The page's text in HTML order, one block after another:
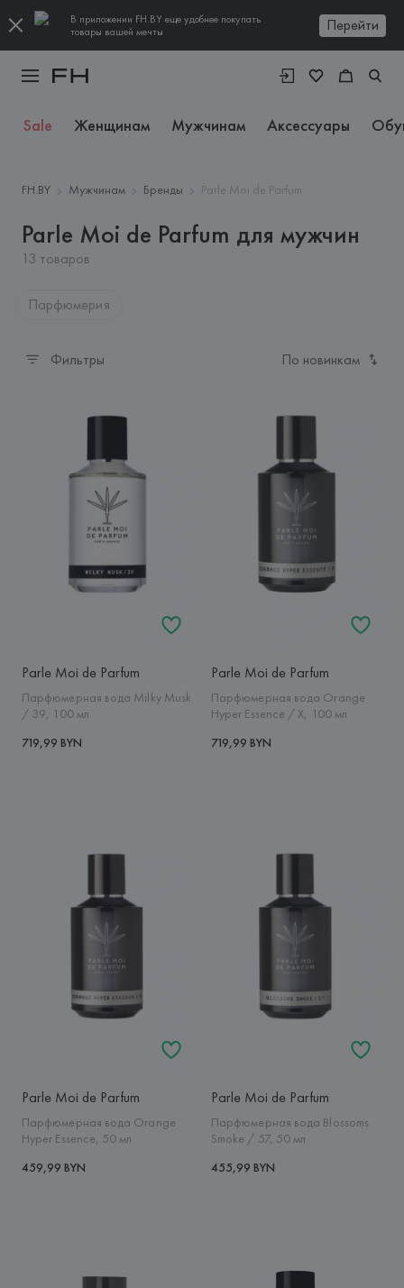
В приложении FH.BY еще удобнее покупать
товары вашей мечты
Перейти
Sale Женщинам Мужчинам Аксессуары
FH.BY Мужчинам Бренды Parle Moi de Parfum
Parle Moi de Parfum для мужчин
13 товаров
Парфюмерия
Фильтры По новинкам
Parle Moi de Parfum
Парфюмерная вода Milky Musk
/ 39, 100 мл
719,99 BYN
Parle Moi de Parfum
Парфюмерная вода Orange
Hyper Essence / X, 100 мл
719,99 BYN
Parle Moi de Parfum
Парфюмерная вода Orange
Hyper Essence, 50 мл
459,99 BYN
Parle Moi de Parfum
Парфюмерная вода Blossoms
Smoke / 57, 50 мл
455,99 BYN